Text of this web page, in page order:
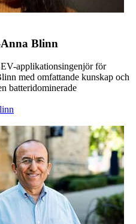
Blinn
applikationsingenjör för
med omfattande kunskap och
batteridominerade